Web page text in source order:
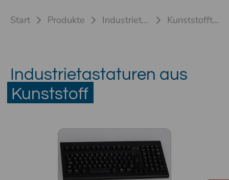
Start Produkte Industrietastaturen Kunststofftastaturen
Industrietastaturen aus
Kunststoff